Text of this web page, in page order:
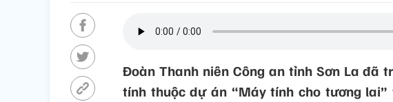
Đoàn Thanh niên Công an tỉnh Sơn La đã
tính thuộc dự án “Máy tính cho tương